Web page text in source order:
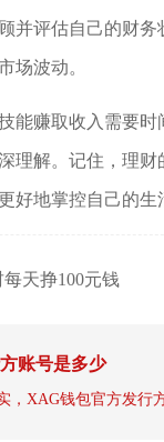
并评估自己的财
场波动。
能赚取收入需要
理解。记住，理
好地掌控自己的生
天挣100元钱
账号是多少